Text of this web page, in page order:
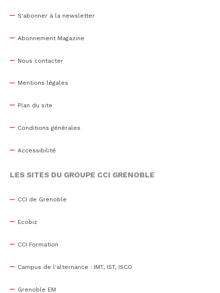
S'abonner à la newsletter
Abonnement Magazine
Nous contacter
Mentions légales
Plan du site
Conditions générales
Accessibilité
LES SITES DU GROUPE CCI GRENOBLE
CCI de Grenoble
Ecobiz
CCI Formation
Campus de l'alternance : IMT, IST, ISCO
Grenoble EM